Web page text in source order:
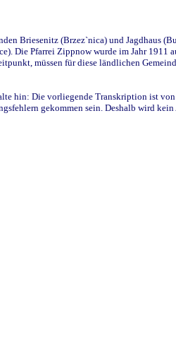
Briesenitz (Brzez`nica) und Jagdhaus
Die Pfarrei Zippnow wurde im Jahr
müssen für diese ländlichen
hin: Die vorliegende Transkription ist
gekommen sein. Deshalb wird kein